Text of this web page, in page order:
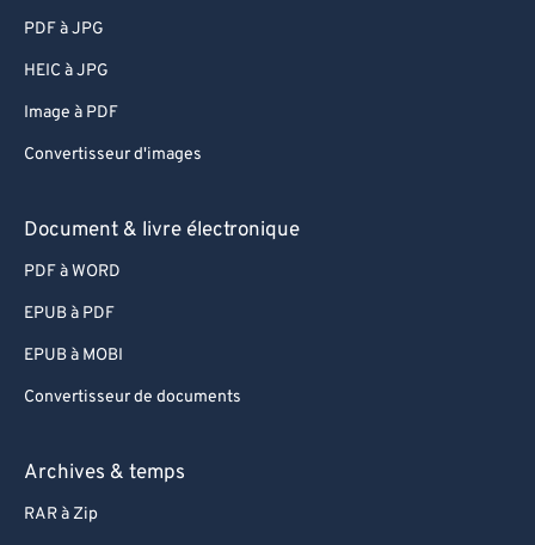
PDF à JPG
HEIC à JPG
Image à PDF
Convertisseur d'images
Document & livre électronique
PDF à WORD
EPUB à PDF
EPUB à MOBI
Convertisseur de documents
Archives & temps
RAR à Zip